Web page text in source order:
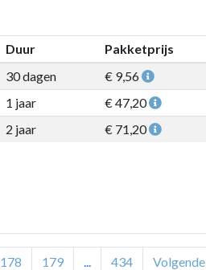
Duur
Pakketprijs
30 dagen € 9,56
1 jaar
€ 47,20
2 jaar
€ 71,20
178 179 434 Volgende